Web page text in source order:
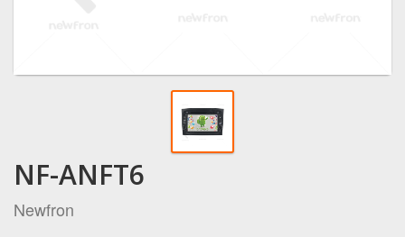
NF-ANFT6
Newfron